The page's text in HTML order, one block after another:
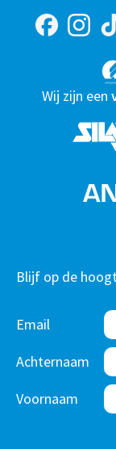
Wij zijn een
Blijf op de
Email
Achternaam
Voornaam